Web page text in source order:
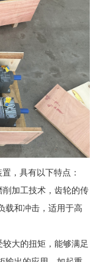
，具有以下特点：
削加工技术，齿轮的传
载和冲击，适用于高
大的扭矩，能够满足